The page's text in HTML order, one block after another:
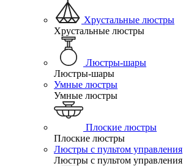
Хрустальные люстры
Хрустальные люстры
Люстры-шары
Люстры-шары
Умные люстры
Умные люстры
Плоские люстры
Плоские люстры
Люстры с пультом управления
Люстры с пультом управления